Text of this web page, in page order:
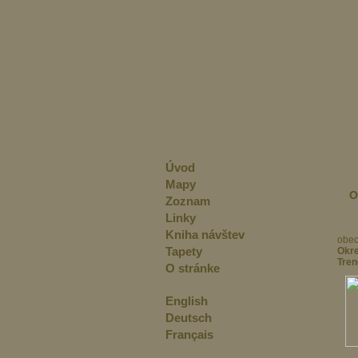
Úvod
Mapy
Zoznam
Linky
Kniha návštev
Tapety
O stránke
English
Deutsch
Français